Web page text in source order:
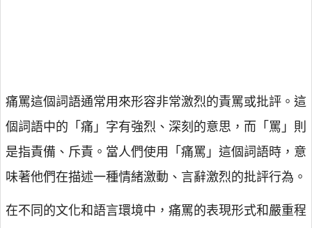
痛罵這個詞語通常用來形容非常激烈的責罵或批評。這
個詞語中的「痛」字有強烈、深刻的意思，而「罵」則
是指責備、斥責。當人們使用「痛罵」這個詞語時，意
味著他們在描述一種情緒激動、言辭激烈的批評行為。
在不同的文化和語言環境中，痛罵的表現形式和嚴重程